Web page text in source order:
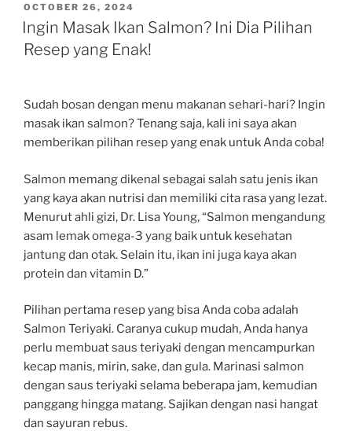
POSTED
ON
OCTOBER 26, 2024
Ingin Masak Ikan Salmon? Ini Dia Pilihan
Resep yang Enak!
Sudah bosan dengan menu makanan sehari-hari? Ingin
masak ikan salmon? Tenang saja, kali ini saya akan
memberikan pilihan resep yang enak untuk Anda coba!
Salmon memang dikenal sebagai salah satu jenis ikan
yang kaya akan nutrisi dan memiliki cita rasa yang lezat.
Menurut ahli gizi, Dr. Lisa Young, “Salmon mengandung
asam lemak omega-3 yang baik untuk kesehatan
jantung dan otak. Selain itu, ikan ini juga kaya akan
protein dan vitamin D.”
Pilihan pertama resep yang bisa Anda coba adalah
Salmon Teriyaki. Caranya cukup mudah, Anda hanya
perlu membuat saus teriyaki dengan mencampurkan
kecap manis, mirin, sake, dan gula. Marinasi salmon
dengan saus teriyaki selama beberapa jam, kemudian
panggang hingga matang. Sajikan dengan nasi hangat
dan sayuran rebus.